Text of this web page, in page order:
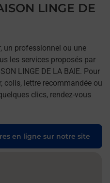
LINGE DE
un professionnel ou une
les services proposés par
LINGE DE LA BAIE. Pour
colis, lettre recommandée ou
clics, rendez-vous
en ligne sur notre site